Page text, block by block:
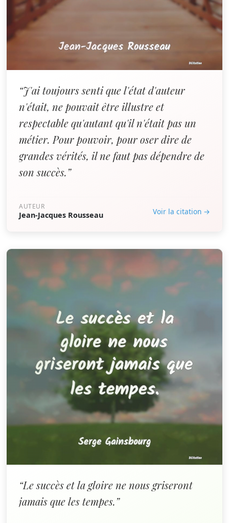
“J'ai toujours senti que l'état d'auteur
n'était, ne pouvait être illustre et
respectable qu'autant qu'il n'était pas un
métier. Pour pouvoir, pour oser dire de
grandes vérités, il ne faut pas dépendre de
son succès.”
AUTEUR
Jean-Jacques Rousseau Voir la citation →
“Le succès et la gloire ne nous griseront
jamais que les tempes.”